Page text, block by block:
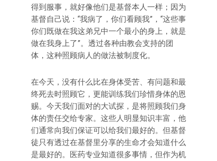
得到服事，就好像他们是基督本人一样；因为
基督自己说：“我病了，你们看顾我”，“这些事
你们既做在我这弟兄中一个最小的身上，就是
做在我身上了”。透过各种由教会支持的团
体，这种照顾病人的做法被制度化。
在今天，没有什么比在身体受苦、有问题和最
终死去时照顾它，更能训练我们珍惜身体的恩
赐。今天我们面对的大试探，是将照顾我们身
体的责任交给专家。这些人明显知识丰富，他
们通常向我们保证可以给我们最好的。但基督
徒只有透过在基督里分享的生命才会知道什么
是最好的。医药专业知道很多事情，但作为机